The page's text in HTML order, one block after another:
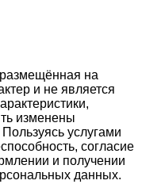
на
и не является
изменены
услугами
согласие
и получении
данных.